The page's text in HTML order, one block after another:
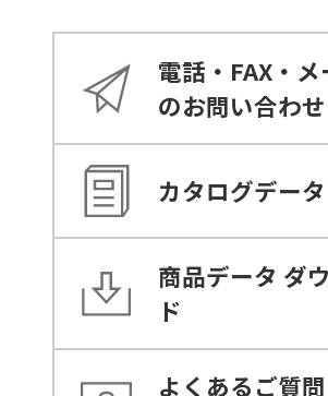
電話・FAX・メ
のお問い合わせ
カタログデータ
商品データ ダ
ド
よくあるご質問